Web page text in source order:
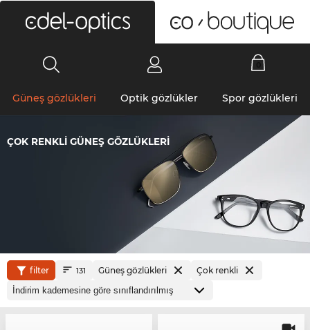
Güneş gözlükleri Optik gözlükler Spor gözlükleri
ÇOK RENKLI GÜNEŞ GÖZLÜKLERI
filter 131 Güneş gözlükleri Çok renkli